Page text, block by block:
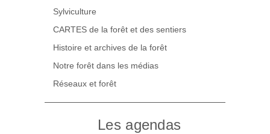
Sylviculture
CARTES de la forêt et des sentiers
Histoire et archives de la forêt
Notre forêt dans les médias
Réseaux et forêt
Les agendas